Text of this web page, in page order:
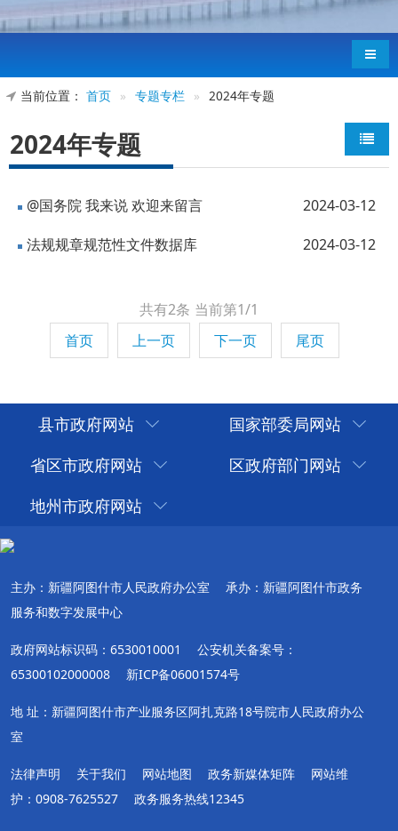
导航
当前位置： 首页 » 专题专栏 » 2024年专题
2024年专题
2024-03-12
@国务院 我来说 欢迎来留言
2024-03-12
法规规章规范性文件数据库
共有2条 当前第1/1
首页
上一页 下一页 尾页
县市政府网站
国家部委局网站
省区市政府网站
区政府部门网站
地州市政府网站
主办：新疆阿图什市人民政府办公室
承办：新疆阿图什市政务
服务和数字发展中心
政府网站标识码：6530010001
公安机关备案号：
65300102000008
新ICP备06001574号
地 址：新疆阿图什市产业服务区阿扎克路18号院市人民政府办公
室
法律声明 关于我们 网站地图 政务新媒体矩阵
网站维
护：0908-7625527
政务服务热线12345